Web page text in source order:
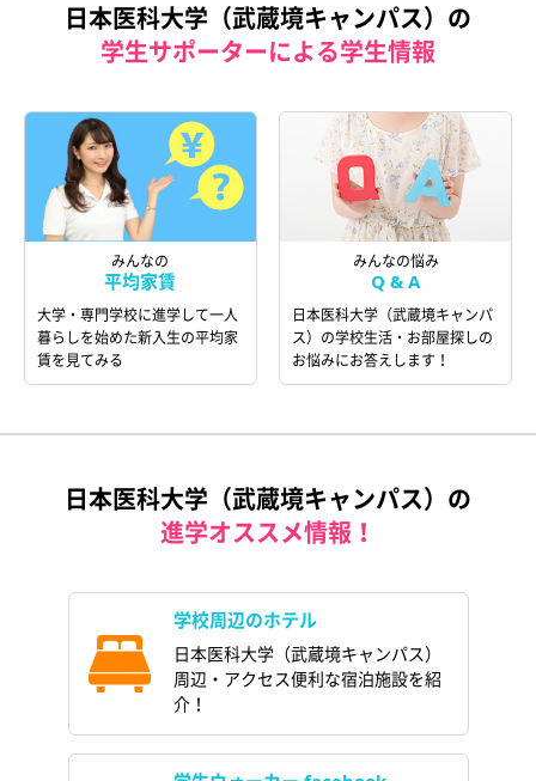
日本医科大学（武蔵境キャンパス）の
学生サポーターによる学生情報
みんなの
平均家賃
大学・専門学校に進学して一人
暮らしを始めた新入生の平均家
賃を見てみる
みんなの悩み
Q & A
日本医科大学（武蔵境キャンパ
ス）の学校生活・お部屋探しの
お悩みにお答えします！
日本医科大学（武蔵境キャンパス）の
進学オススメ情報！
学校周辺のホテル
日本医科大学（武蔵境キャンパス）
周辺・アクセス便利な宿泊施設を紹
介！